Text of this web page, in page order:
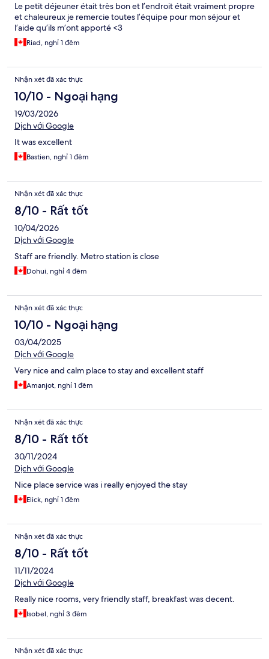
Le petit déjeuner était très bon et l’endroit était vraiment propre
et chaleureux je remercie toutes l’équipe pour mon séjour et
l’aide qu’ils m’ont apporté <3
Riad, nghỉ 1 đêm
Nhận xét đã xác thực
10/10 - Ngoại hạng
19/03/2026
Dịch với Google
It was excellent
Bastien, nghỉ 1 đêm
Nhận xét đã xác thực
8/10 - Rất tốt
10/04/2026
Dịch với Google
Staff are friendly. Metro station is close
Dohui, nghỉ 4 đêm
Nhận xét đã xác thực
10/10 - Ngoại hạng
03/04/2025
Dịch với Google
Very nice and calm place to stay and excellent staff
Amanjot, nghỉ 1 đêm
Nhận xét đã xác thực
8/10 - Rất tốt
30/11/2024
Dịch với Google
Nice place service was i really enjoyed the stay
Elick, nghỉ 1 đêm
Nhận xét đã xác thực
8/10 - Rất tốt
11/11/2024
Dịch với Google
Really nice rooms, very friendly staff, breakfast was decent.
Isobel, nghỉ 3 đêm
Nhận xét đã xác thực